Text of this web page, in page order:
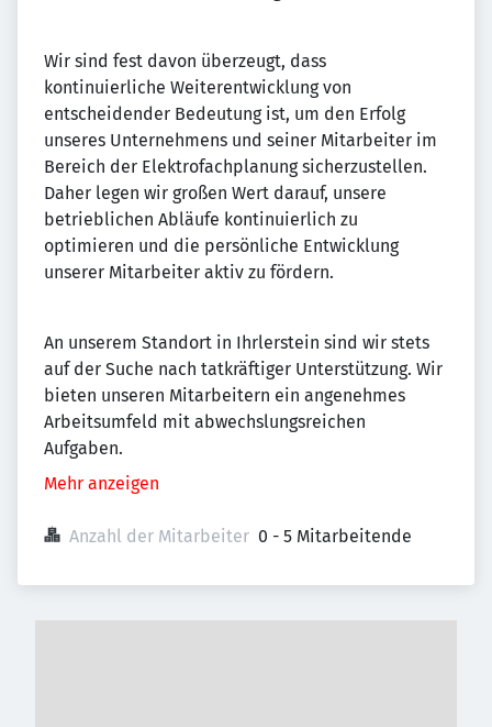
Wir sind fest davon überzeugt, dass
kontinuierliche Weiterentwicklung von
entscheidender Bedeutung ist, um den Erfolg
unseres Unternehmens und seiner Mitarbeiter im
Bereich der Elektrofachplanung sicherzustellen.
Daher legen wir großen Wert darauf, unsere
betrieblichen Abläufe kontinuierlich zu
optimieren und die persönliche Entwicklung
unserer Mitarbeiter aktiv zu fördern.
An unserem Standort in Ihrlerstein sind wir stets
auf der Suche nach tatkräftiger Unterstützung. Wir
bieten unseren Mitarbeitern ein angenehmes
Arbeitsumfeld mit abwechslungsreichen
Aufgaben.
Mehr anzeigen
Anzahl der Mitarbeiter 0 - 5 Mitarbeitende